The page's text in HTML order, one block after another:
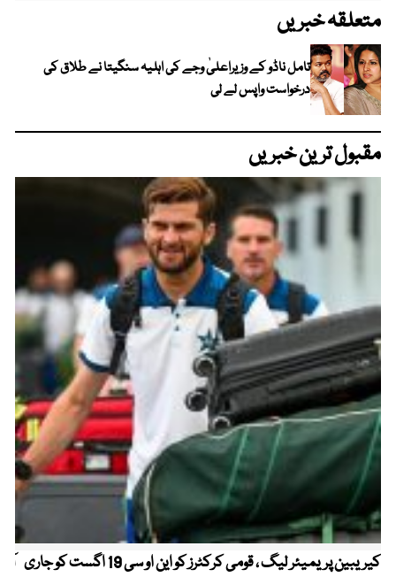
متعلقہ خبریں
تامل ناڈو کے وزیراعلیٰ وجے کی اہلیہ سنگیتا نے طلاق کی
درخواست واپس لے لی
مقبول ترین خبریں
کیریبین پریمیئر لیگ ، قومی کرکٹرز کو این او سی 19 اگست کو جاری